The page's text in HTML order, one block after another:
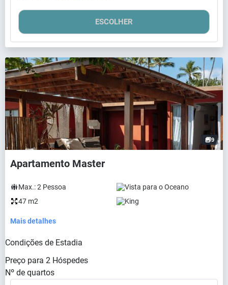
ESCOLHER
9
Apartamento Master
Max.:2 Pessoa
Vista para o Oceano
47 m2
King
Mais detalhes
Condições de Estadia
Preço para 2 Hóspedes
Nº de quartos